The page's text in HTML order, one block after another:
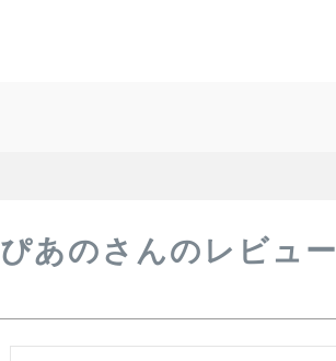
ぴあのさんのレビュー